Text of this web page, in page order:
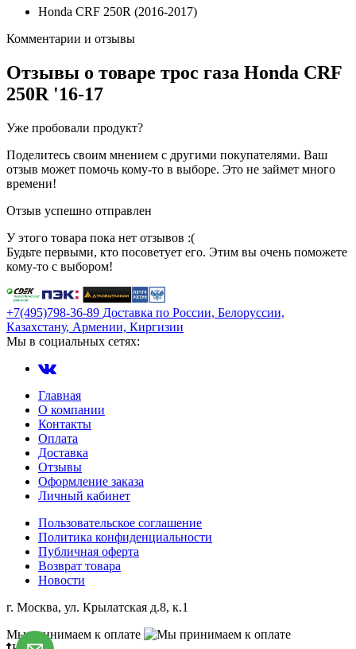
Honda CRF 250R (2016-2017)
Комментарии и отзывы
Отзывы о товаре трос газа Honda CRF
250R '16-17
Уже пробовали продукт?
Поделитесь своим мнением с другими покупателями. Ваш
отзыв может помочь кому-то в выборе. Это не займет много
времени!
Отзыв успешно отправлен
У этого товара пока нет отзывов :(
Будьте первыми, кто посоветует его. Этим вы очень поможете
кому-то с выбором!
+7(495)798-36-89 Доставка по России, Белоруссии,
Казахстану, Армении, Киргизии
Мы в социальных сетях:
Главная
О компании
Контакты
Оплата
Доставка
Отзывы
Оформление заказа
Личный кабинет
Пользовательское соглашение
Политика конфиденциальности
Публичная оферта
Возврат товара
Новости
г. Москва, ул. Крылатская д.8, к.1
Мы принимаем к оплате